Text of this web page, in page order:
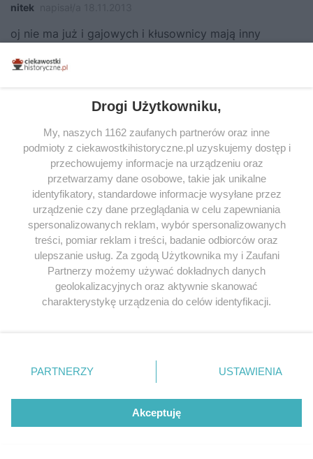
nitek
oj nie ma już i gajowych i kłusownicy mają inny
Odpowiedz
Bolesław Chrobry napisał/a 19.11.2013
W sumie trudno się dziwić. Były takie czasy, że się
jeździło do lasu po drzewo nagminnie. A biedny
Gajowy musiał sobie z tym radzić :P Jak widać nie
zawsze mu się to udawało
Odpowiedz
To wina systemu.Gorsza bieda niż w PRL.I do tego
zmierzamy co tu jest opisane.
Drogi Użytkowniku,
My, naszych 1162 zaufanych partnerów oraz inne
podmioty z ciekawostkihistoryczne.pl uzyskujemy dostęp i
przechowujemy informacje na urządzeniu oraz
przetwarzamy dane osobowe, takie jak unikalne
identyfikatory, standardowe informacje wysyłane przez
urządzenie czy dane przeglądania w celu zapewniania
spersonalizowanych reklam, wybór spersonalizowanych
treści, pomiar reklam i treści, badanie odbiorców oraz
ulepszanie usług. Za zgodą Użytkownika my i Zaufani
Partnerzy możemy używać dokładnych danych
geolokalizacyjnych oraz aktywnie skanować
charakterystykę urządzenia do celów identyfikacji.
zmienić/wycofać klikając przycisk ustawień prywatności
znajdujący się w lewym dolnym rogu strony
. Niektóre
użytkownika, ale masz prawo sprzeciwić się takiemu
przetwarzaniu. Preferencje będą miały zastosowania tylko
PARTNERZY USTAWIENIA
Akceptuję